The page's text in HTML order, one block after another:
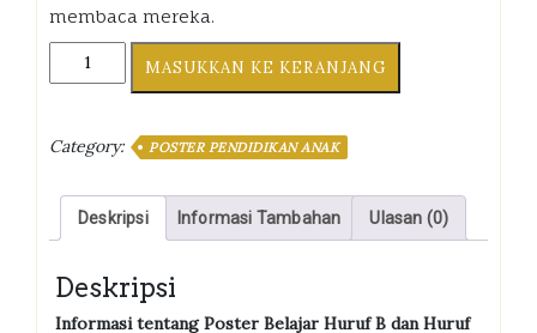
membaca mereka.
Poster
dan
D
kuantiti
MASUKKAN KE KERANJANG
Category: POSTER PENDIDIKAN ANAK
Deskripsi Informasi Tambahan Ulasan (0)
Deskripsi
Informasi tentang Poster Belajar Huruf B dan Huruf